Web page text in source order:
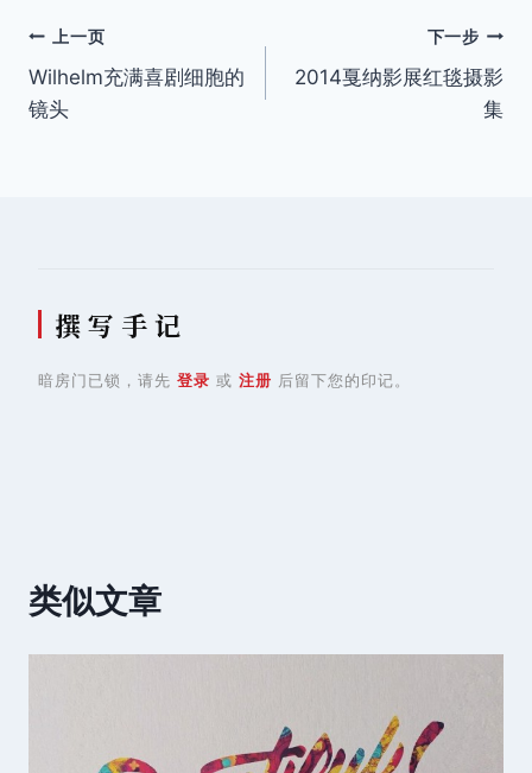
文
章
上一页
Wilhelm充满喜剧细胞的
镜头
下一步
2014戛纳影展红毯摄影
集
撰 写 手 记
暗房门已锁，请先 登录 或 注册 后留下您的印记。
类似文章